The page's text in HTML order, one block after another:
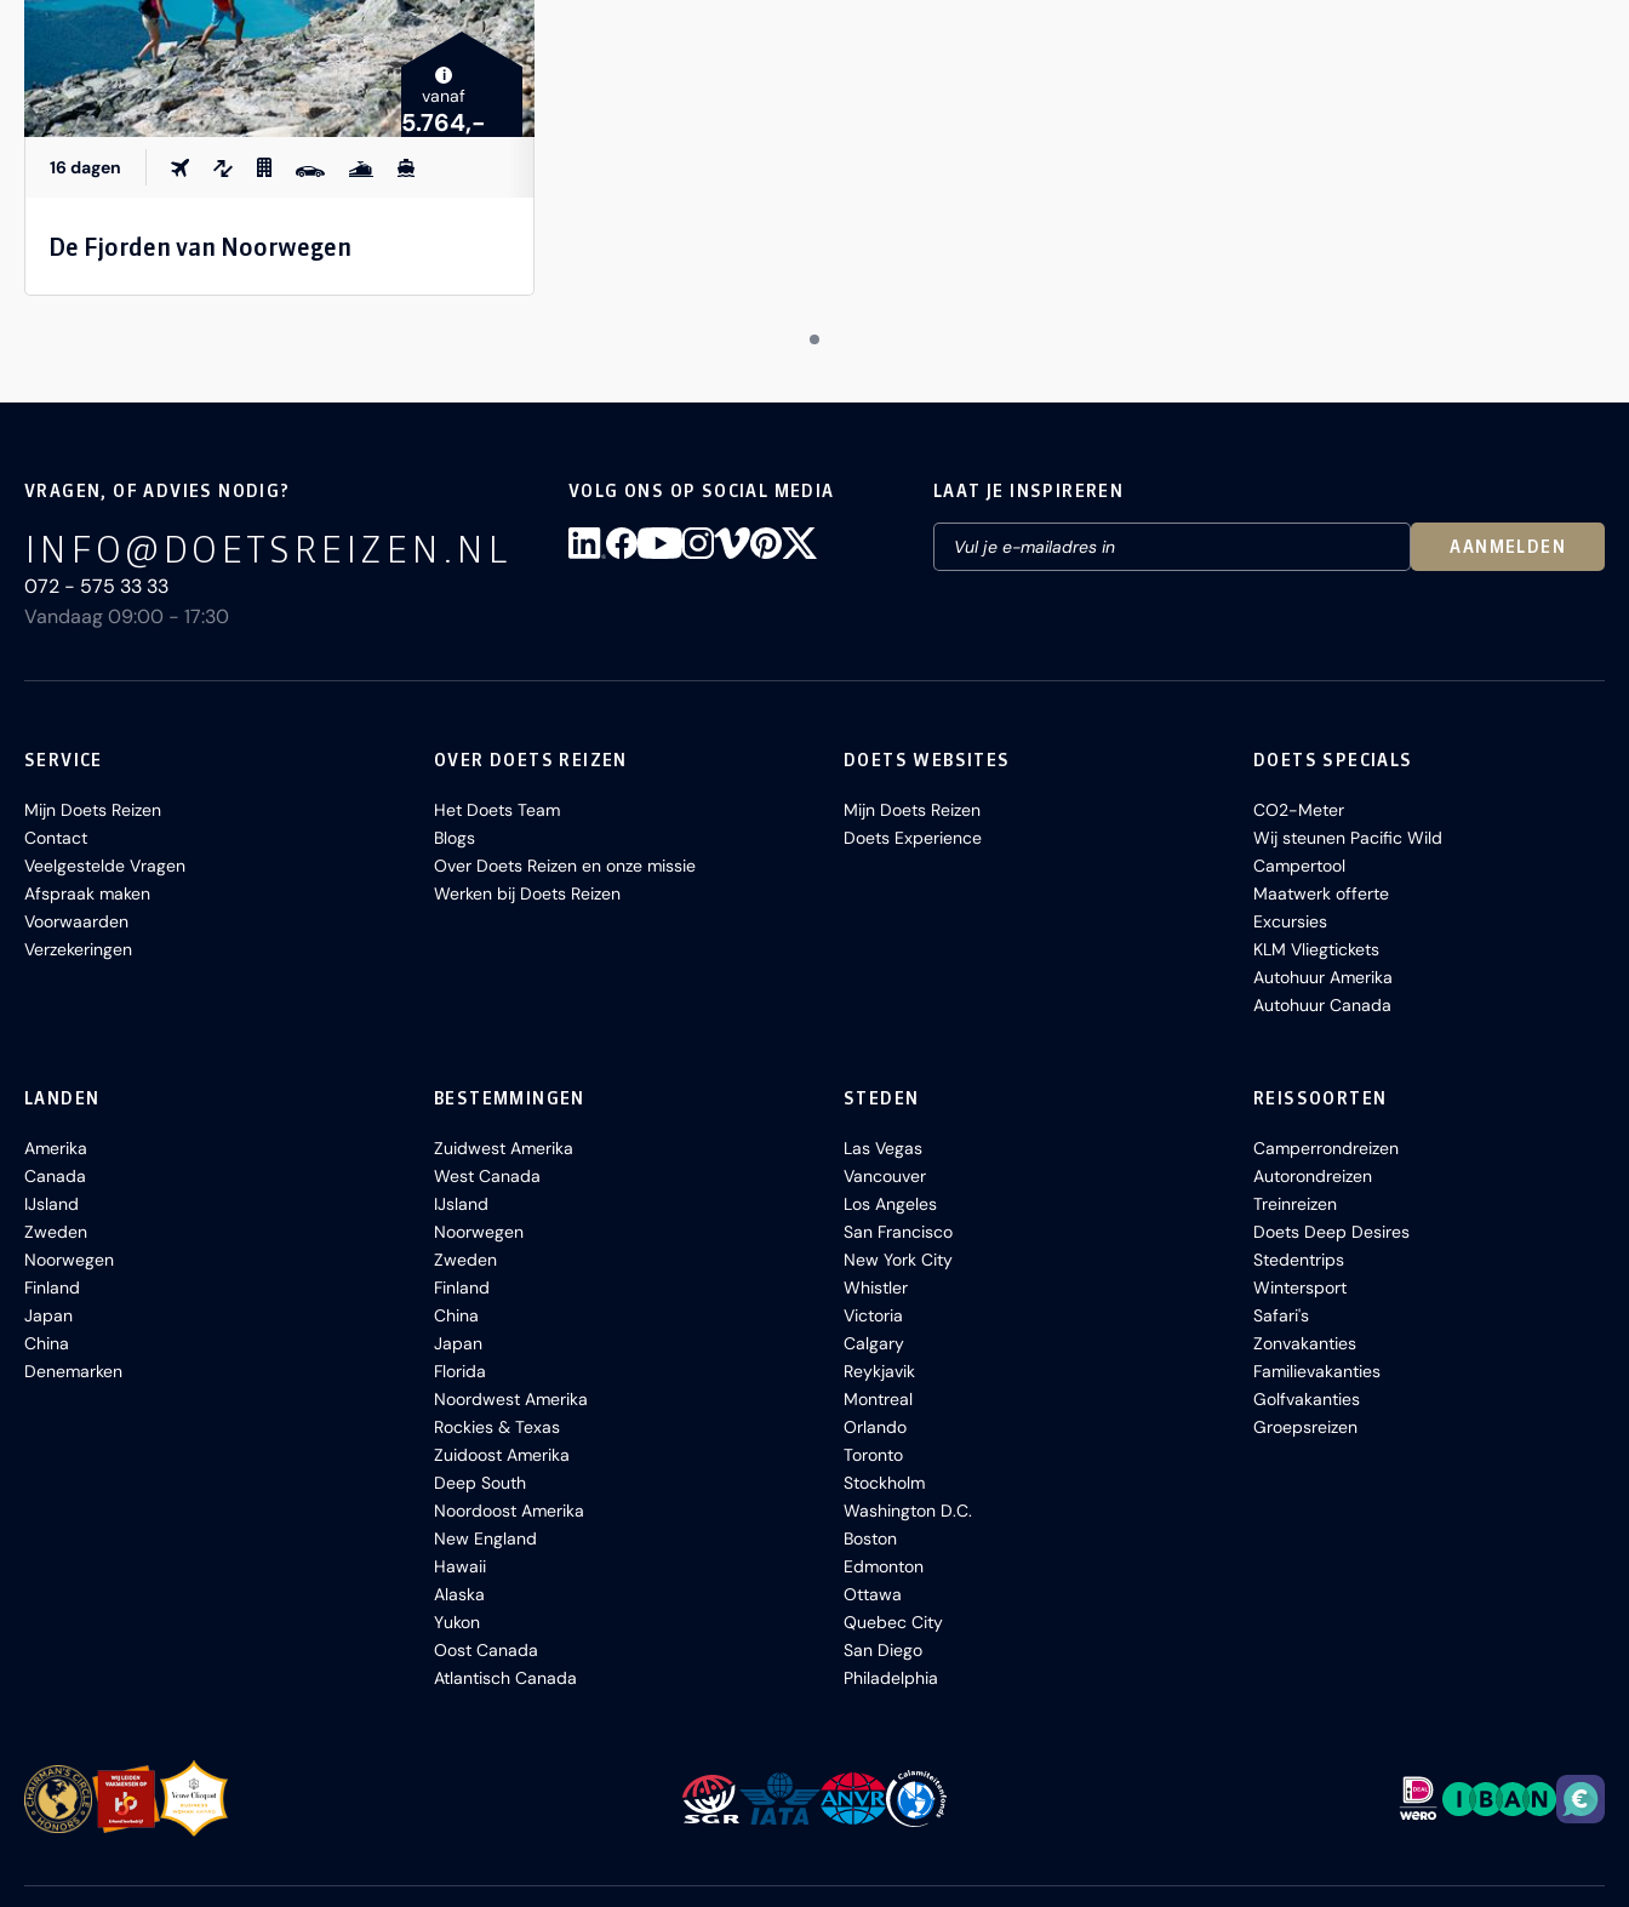
i
vanaf
5.764,-
16 dagen
De Fjorden van Noorwegen
VRAGEN, OF ADVIES NODIG?
INFO@DOETSREIZEN.NL
072 - 575 33 33
Vandaag 09:00 - 17:30
VOLG ONS OP SOCIAL MEDIA LAAT JE INSPIREREN
AANMELDEN
SERVICE
Mijn Doets Reizen
Contact
Veelgestelde Vragen
Afspraak maken
Voorwaarden
Verzekeringen
OVER DOETS REIZEN
Het Doets Team
Blogs
Over Doets Reizen en onze missie
Werken bij Doets Reizen
DOETS WEBSITES
Mijn Doets Reizen
Doets Experience
DOETS SPECIALS
CO2-Meter
Wij steunen Pacific Wild
Campertool
Maatwerk offerte
Excursies
KLM Vliegtickets
Autohuur Amerika
Autohuur Canada
LANDEN
Amerika
Canada
IJsland
Zweden
Noorwegen
Finland
Japan
China
Denemarken
BESTEMMINGEN
Zuidwest Amerika
West Canada
IJsland
Noorwegen
Zweden
Finland
China
Japan
Florida
Noordwest Amerika
Rockies & Texas
Zuidoost Amerika
Deep South
Noordoost Amerika
New England
Hawaii
Alaska
Yukon
Oost Canada
Atlantisch Canada
STEDEN
Las Vegas
Vancouver
Los Angeles
San Francisco
New York City
Whistler
Victoria
Calgary
Reykjavik
Montreal
Orlando
Toronto
Stockholm
Washington D.C.
Boston
Edmonton
Ottawa
Quebec City
San Diego
Philadelphia
REISSOORTEN
Camperrondreizen
Autorondreizen
Treinreizen
Doets Deep Desires
Stedentrips
Wintersport
Safari's
Zonvakanties
Familievakanties
Golfvakanties
Groepsreizen